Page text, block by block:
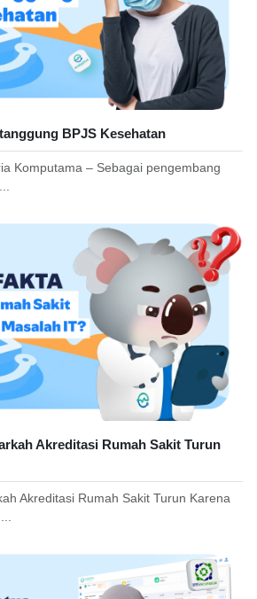
BPJS Kesehatan
Komputama – Sebagai pengembang
Akreditasi Rumah Sakit Turun
Akreditasi Rumah Sakit Turun Karena